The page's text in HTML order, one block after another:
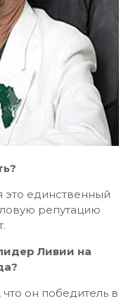
это единственный
репутацию
Ливии на
он победитель в